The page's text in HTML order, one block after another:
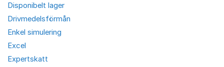
Disponibelt lager
Drivmedelsförmån
Enkel simulering
Excel
Expertskatt